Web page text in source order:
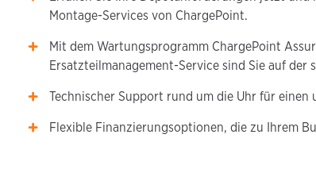
Montage-Services von ChargePoint.
Mit dem Wartungsprogramm ChargePoint
Ersatzteilmanagement-Service sind Sie auf der
Technischer Support rund um die Uhr für
Flexible Finanzierungsoptionen, die zu Ihrem